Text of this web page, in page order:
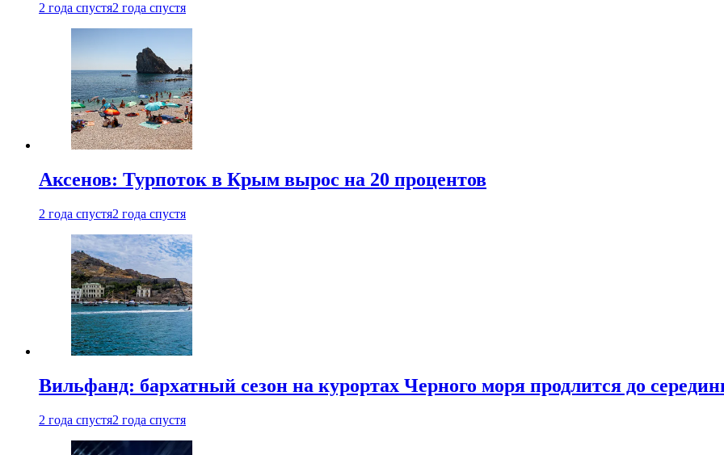
2 года спустя2 года спустя
Аксенов: Турпоток в Крым вырос на 20 процентов
2 года спустя2 года спустя
Вильфанд: бархатный сезон на курортах Черного моря продлится до
2 года спустя2 года спустя